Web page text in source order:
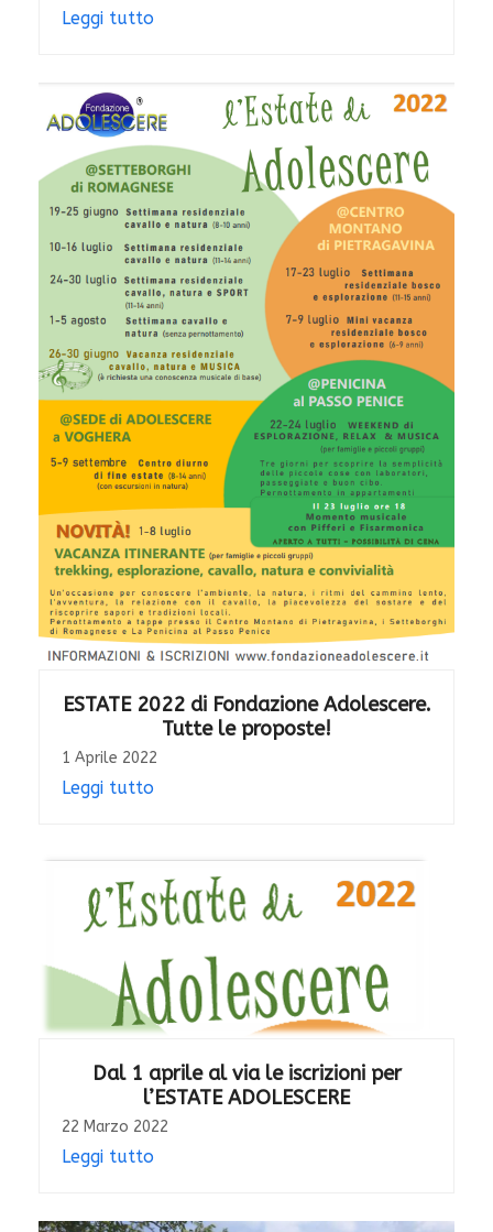
Leggi tutto
ESTATE 2022 di Fondazione Adolescere.
Tutte le proposte!
1 Aprile 2022
Leggi tutto
Dal 1 aprile al via le iscrizioni per
l’ESTATE ADOLESCERE
22 Marzo 2022
Leggi tutto